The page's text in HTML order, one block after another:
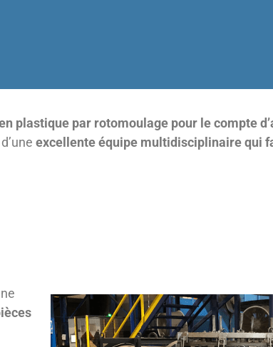
plastique par rotomoulage pour le compte
excellente équipe multidisciplinaire qui